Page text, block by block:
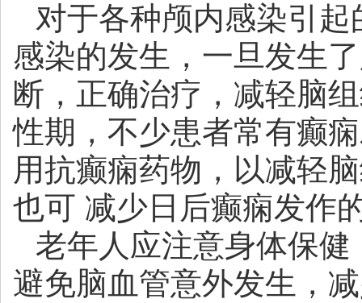
对于各种颅内感染引
感染的发生，一旦发生
断，正确治疗，减轻脑
性期，不少患者常有癫
用抗癫痫药物，以减轻
也可 减少日后癫痫发作
老年人应注意身体保
避免脑血管意外发生，